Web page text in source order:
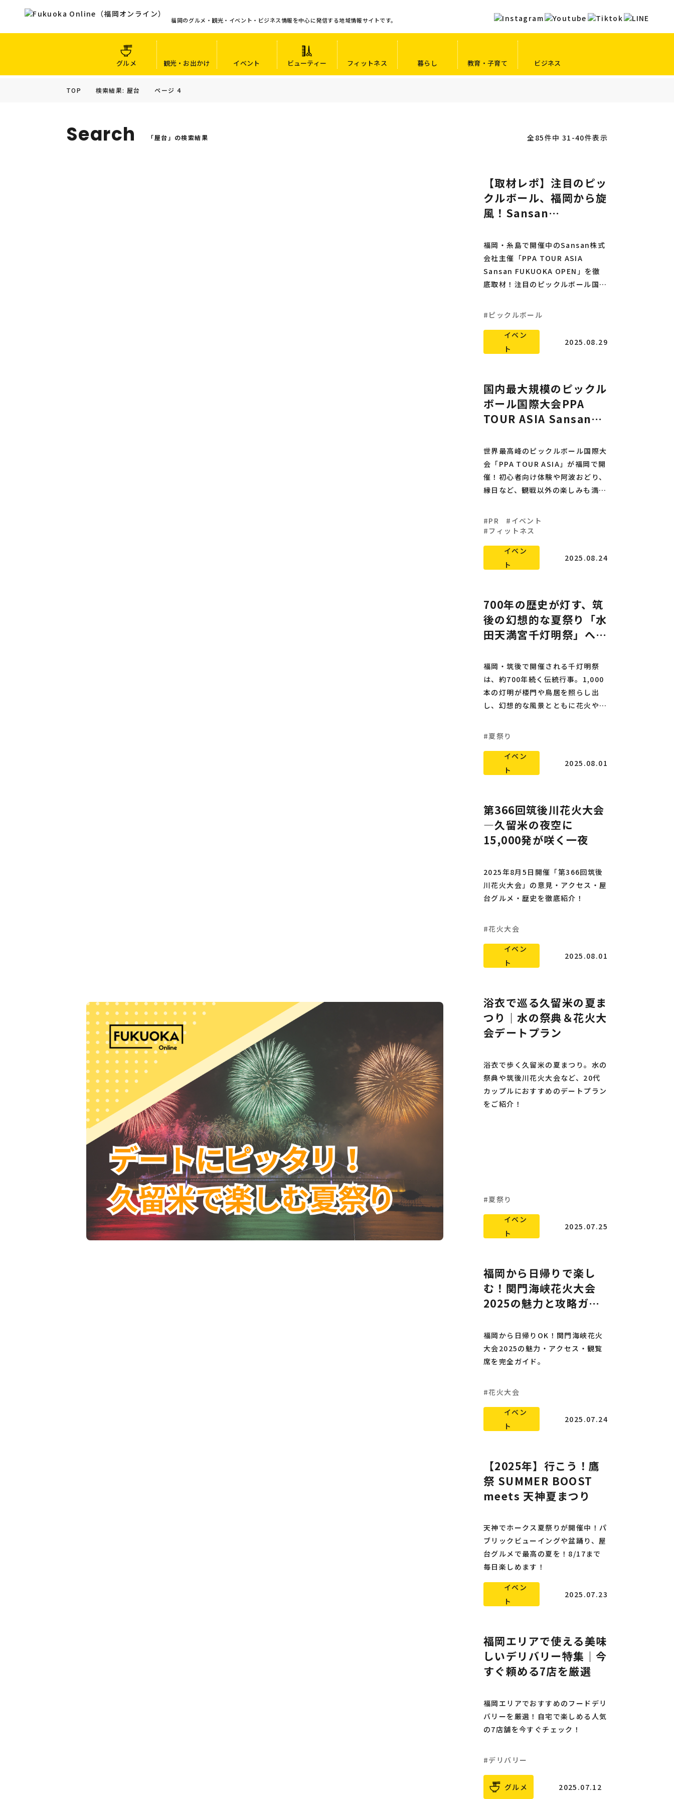
福岡のグルメ・観光・イベント・ビジネス情報を中心に発信する地域情報サイトです。
グルメ 観光・お出かけ イベント ビューティー フィットネス 暮らし 教育・子育て ビジネス
TOP 検索結果: 屋台 ページ 4
Search 「屋台」の検索結果 全85件中 31-40件表示
【取材レポ】注目のピッ
クルボール、福岡から旋
風！Sansan
福岡・糸島で開催中のSansan株式
会社主催「PPA TOUR ASIA
Sansan FUKUOKA OPEN」を徹
底取材！注目のピックルボール国際
オリジナルグッズまで楽しめる一大
ピックルボール
イベン
ト
2025.08.29
国内最大規模のピックル
ボール国際大会PPA
TOUR ASIA Sansan
開催
世界最高峰のピックルボール国際大
会「PPA TOUR ASIA」が福岡で開
催！初心者向け体験や阿波おどり、
縁日など、観戦以外の楽しみも満
イベントです。
PR
イベント
フィットネス
イベン
ト
2025.08.24
700年の歴史が灯す、筑
後の幻想的な夏祭り「水
田天満宮千灯明祭」へ行
福岡・筑後で開催される千灯明祭
は、約700年続く伝統行事。1,000
本の灯明が楼門や鳥居を照らし出
し、幻想的な風景とともに花火や伝
のイベントです。
夏祭り
イベン
ト
2025.08.01
第366回筑後川花火大会
―久留米の夜空に
15,000発が咲く一夜
2025年8月5日開催「第366回筑後
川花火大会」の意見・アクセス・屋
台グルメ・歴史を徹底紹介！
花火大会
イベン
ト
2025.08.01
浴衣で巡る久留米の夏ま
つり｜水の祭典＆花火大
会デートプラン
浴衣で歩く久留米の夏まつり。水の
祭典や筑後川花火大会など、20代
カップルにおすすめのデートプラン
をご紹介！
夏祭り
イベン
ト
2025.07.25
福岡から日帰りで楽し
む！関門海峡花火大会
2025の魅力と攻略ガイ
福岡から日帰りOK！関門海峡花火
大会2025の魅力・アクセス・観覧
席を完全ガイド。
花火大会
イベン
ト
2025.07.24
【2025年】行こう！鷹
祭 SUMMER BOOST
meets 天神夏まつり
天神でホークス夏祭りが開催中！パ
ブリックビューイングや盆踊り、屋
台グルメで最高の夏を！8/17まで
毎日楽しめます！
イベン
ト
2025.07.23
福岡エリアで使える美味
しいデリバリー特集｜今
すぐ頼める7店を厳選
福岡エリアでおすすめのフードデリ
バリーを厳選！自宅で楽しめる人気
の7店舗を今すぐチェック！
デリバリー
グルメ 2025.07.12